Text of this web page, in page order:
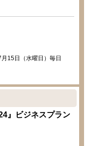
15日（水曜日）毎日
』ビジネスプラン